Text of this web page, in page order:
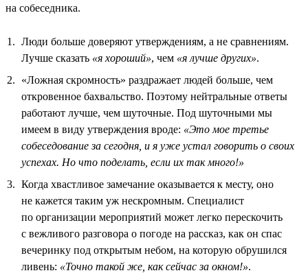
на собеседника.
Люди больше доверяют утверждениям, а не сравнениям.
Лучше сказать «я хороший», чем «я лучше других».
«Ложная скромность» раздражает людей больше, чем
откровенное бахвальство. Поэтому нейтральные ответы
работают лучше, чем шуточные. Под шуточными мы
имеем в виду утверждения вроде: «Это мое третье
собеседование за сегодня, и я уже устал говорить о своих
успехах. Но что поделать, если их так много!»
Когда хвастливое замечание оказывается к месту, оно
не кажется таким уж нескромным. Специалист
по организации мероприятий может легко перескочить
с вежливого разговора о погоде на рассказ, как он спас
вечеринку под открытым небом, на которую обрушился
ливень: «Точно такой же, как сейчас за окном!».